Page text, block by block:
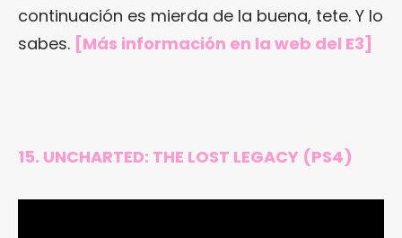
continuación es mierda de la buena, tete. Y lo
sabes. [Más información en la web del E3]
15. UNCHARTED: THE LOST LEGACY (PS4)